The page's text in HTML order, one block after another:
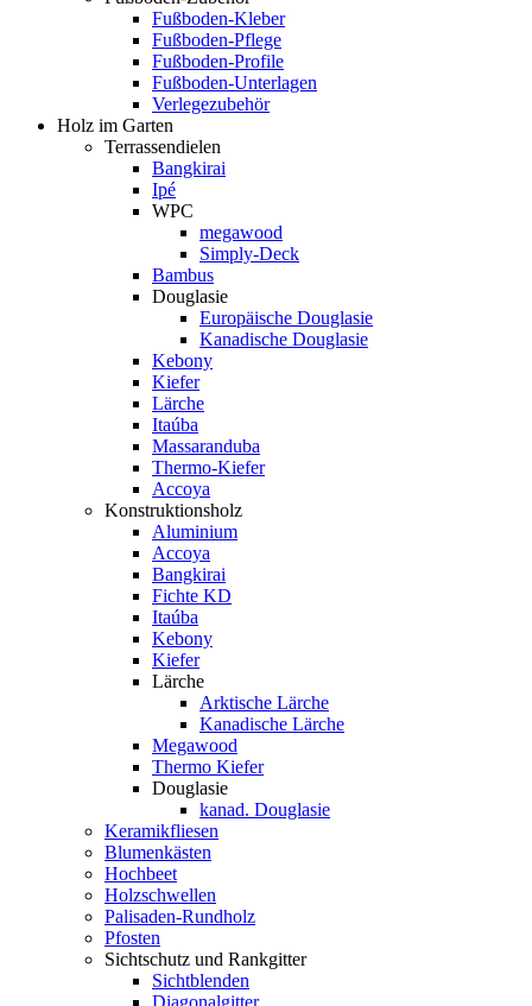
Fußboden-Kleber
Fußboden-Pflege
Fußboden-Profile
Fußboden-Unterlagen
Verlegezubehör
Holz im Garten
Terrassendielen
Bangkirai
Ipé
WPC
megawood
Simply-Deck
Bambus
Douglasie
Europäische Douglasie
Kanadische Douglasie
Kebony
Kiefer
Lärche
Itaúba
Massaranduba
Thermo-Kiefer
Accoya
Konstruktionsholz
Aluminium
Accoya
Bangkirai
Fichte KD
Itaúba
Kebony
Kiefer
Lärche
Arktische Lärche
Kanadische Lärche
Megawood
Thermo Kiefer
Douglasie
kanad. Douglasie
Keramikfliesen
Blumenkästen
Hochbeet
Holzschwellen
Palisaden-Rundholz
Pfosten
Sichtschutz und Rankgitter
Sichtblenden
Diagonalgitter